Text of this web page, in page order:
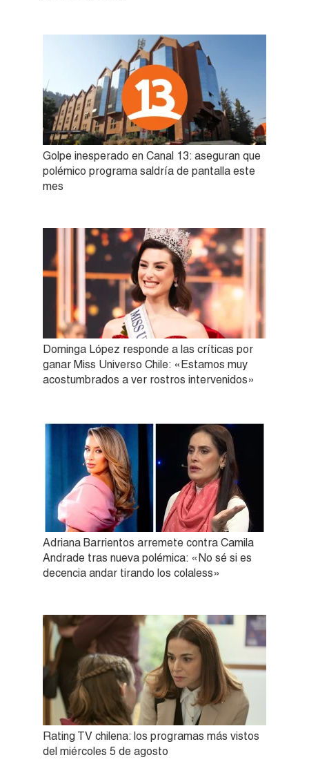
Golpe inesperado en Canal 13: aseguran que
polémico programa saldría de pantalla este
mes
Dominga López responde a las críticas por
ganar Miss Universo Chile: «Estamos muy
acostumbrados a ver rostros intervenidos»
Adriana Barrientos arremete contra Camila
Andrade tras nueva polémica: «No sé si es
decencia andar tirando los colaless»
Rating TV chilena: los programas más vistos
del miércoles 5 de agosto